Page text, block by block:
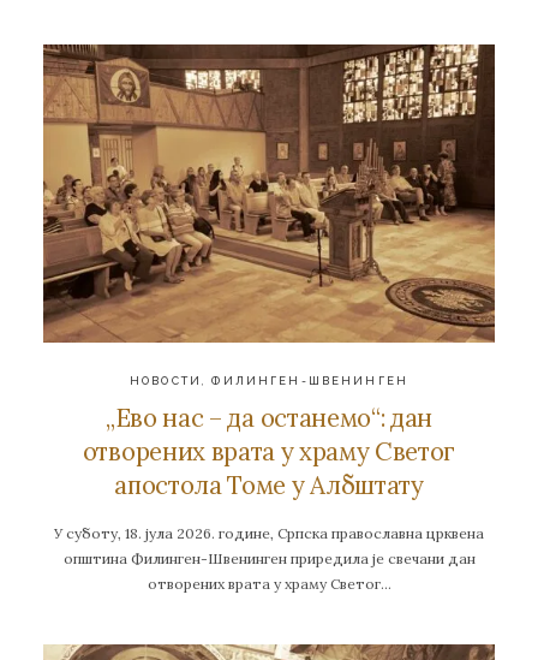
НОВОСТИ ,ФИЛИНГЕН-ШВЕНИНГЕН
„Ево нас – да останемо“: дан
отворених врата у храму Светог
апостола Томе у Албштату
У суботу, 18. јула 2026. године, Српска православна црквена
општина Филинген-Швенинген приредила је свечани дан
отворених врата у храму Светог…